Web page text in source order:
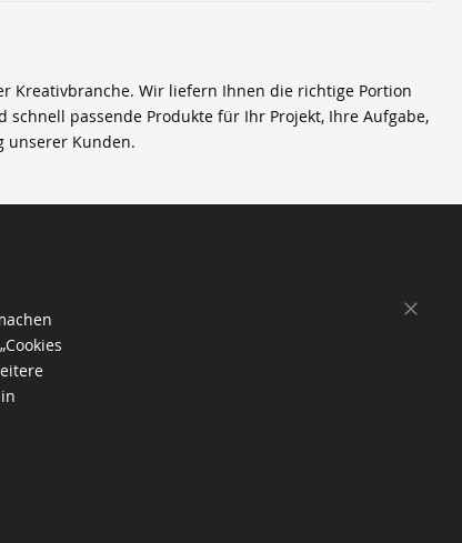
Kreativbranche. Wir liefern Ihnen die richtige Portion
passende Produkte für Ihr Projekt, Ihre Aufgabe,
unserer Kunden.